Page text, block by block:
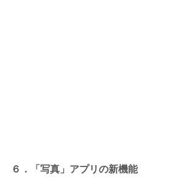
６．「写真」アプリの新機能